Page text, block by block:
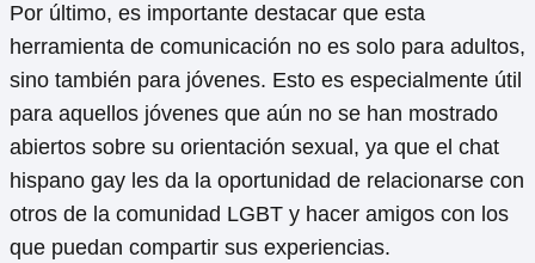
Por último, es importante destacar que esta
herramienta de comunicación no es solo para adultos,
sino también para jóvenes. Esto es especialmente útil
para aquellos jóvenes que aún no se han mostrado
abiertos sobre su orientación sexual, ya que el chat
hispano gay les da la oportunidad de relacionarse con
otros de la comunidad LGBT y hacer amigos con los
que puedan compartir sus experiencias.